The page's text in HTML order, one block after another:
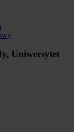
Uniwersytet